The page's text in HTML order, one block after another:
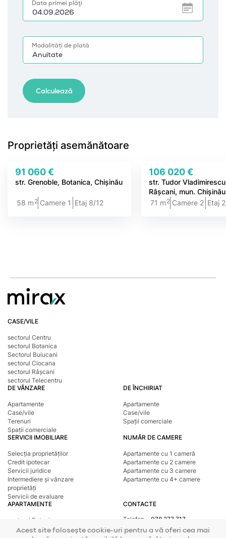
Proprietăți asemănătoare
91 060 €
str. Grenoble, Botanica, Chișinău
58 m 2 Camere 1 Etaj 8/12
106 020 €
str. Tudor
Râșcani, mun. Chișinău
71 m 2 Camere 2 Etaj
CASE/VILE
sectorul Centru
sectorul Botanica
Sectorul Buiucani
sectorul Ciocana
sectorul Râșcani
sectorul Telecentru
DE VÂNZARE
Apartamente
Case/vile
Terenuri
Spații comerciale
DE ÎNCHIRIAT
Apartamente
Case/vile
Spații comerciale
SERVICII IMOBILIARE
Selecția proprietăților
Credit ipotecar
Servicii juridice
Intermediere și vânzare
proprietăți
Servicii de evaluare
NUMĂR DE CAMERE
Apartamente cu 1 cameră
Apartamente cu 2 camere
Apartamente cu 3 camere
Apartamente cu 4+ camere
APARTAMENTE
sectorul Botanica
sectorul Buiucani
CONTACTE
Telefon
078 277 717
Adresa
str. Tighina, 24
E-mail
office@mirax.md
Acest site folosește cookie-uri pentru a vă oferi cea mai